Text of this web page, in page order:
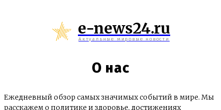
e-news24.ru
Актуальные мировые новости
О нас
Ежедневный обзор самых значимых событий в мире. Мы
расскажем о политике и здоровье, достижениях